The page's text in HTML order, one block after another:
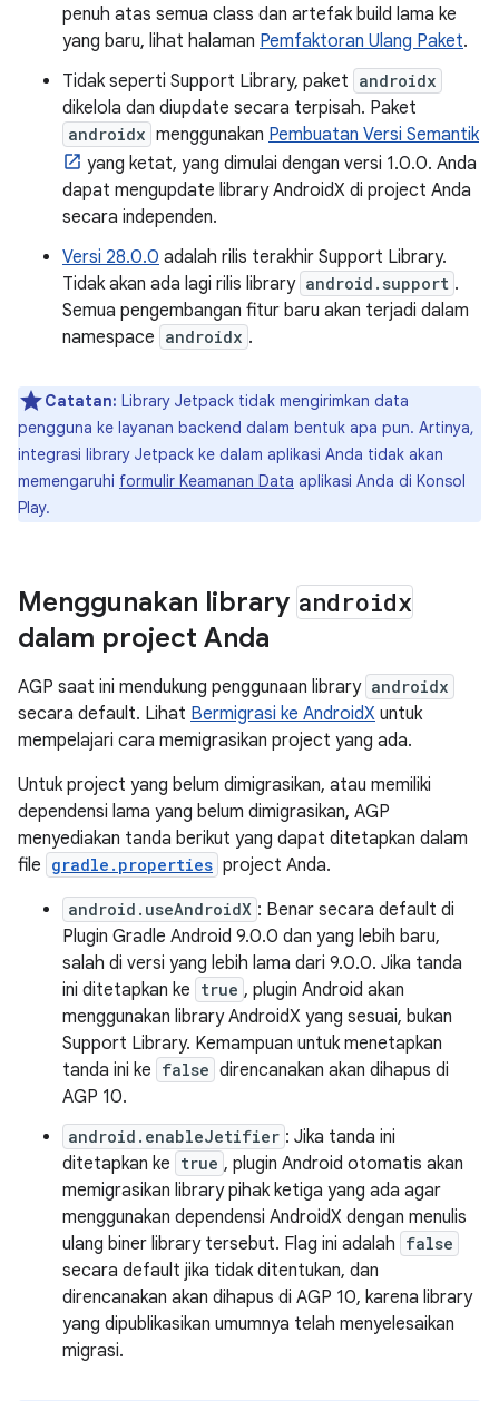
penuh atas semua class dan artefak build lama ke
yang baru, lihat halaman Pemfaktoran Ulang Paket.
Tidak seperti Support Library, paket androidx
dikelola dan diupdate secara terpisah. Paket
androidx menggunakan Pembuatan Versi Semantik
yang ketat, yang dimulai dengan versi 1.0.0. Anda
dapat mengupdate library AndroidX di project Anda
secara independen.
Versi 28.0.0 adalah rilis terakhir Support Library.
Tidak akan ada lagi rilis library android.support .
Semua pengembangan fitur baru akan terjadi dalam
namespace androidx .
Catatan: Library Jetpack tidak mengirimkan data
pengguna ke layanan backend dalam bentuk apa pun. Artinya,
integrasi library Jetpack ke dalam aplikasi Anda tidak akan
memengaruhi formulir Keamanan Data aplikasi Anda di Konsol
Play.
Menggunakan library androidx
dalam project Anda
AGP saat ini mendukung penggunaan library androidx
secara default. Lihat Bermigrasi ke AndroidX untuk
mempelajari cara memigrasikan project yang ada.
Untuk project yang belum dimigrasikan, atau memiliki
dependensi lama yang belum dimigrasikan, AGP
menyediakan tanda berikut yang dapat ditetapkan dalam
file gradle.properties project Anda.
android.useAndroidX : Benar secara default di
Plugin Gradle Android 9.0.0 dan yang lebih baru,
salah di versi yang lebih lama dari 9.0.0. Jika tanda
ini ditetapkan ke true , plugin Android akan
menggunakan library AndroidX yang sesuai, bukan
Support Library. Kemampuan untuk menetapkan
tanda ini ke false direncanakan akan dihapus di
AGP 10.
android.enableJetifier : Jika tanda ini
ditetapkan ke true , plugin Android otomatis akan
memigrasikan library pihak ketiga yang ada agar
menggunakan dependensi AndroidX dengan menulis
ulang biner library tersebut. Flag ini adalah false
secara default jika tidak ditentukan, dan
direncanakan akan dihapus di AGP 10, karena library
yang dipublikasikan umumnya telah menyelesaikan
migrasi.